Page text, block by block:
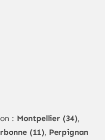
: Montpellier (34),
(11), Perpignan